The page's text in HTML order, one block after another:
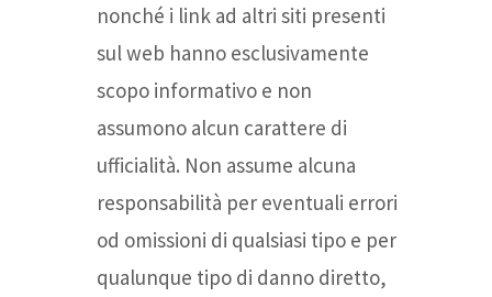
nonché i link ad altri siti presenti
sul web hanno esclusivamente
scopo informativo e non
assumono alcun carattere di
ufficialità. Non assume alcuna
responsabilità per eventuali errori
od omissioni di qualsiasi tipo e per
qualunque tipo di danno diretto,